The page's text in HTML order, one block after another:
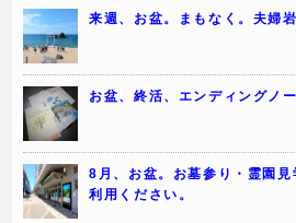
来週、お盆。まもなく。夫婦
お盆、終活、エンディングノー
8月、お盆。お墓参り・霊園
利用ください。